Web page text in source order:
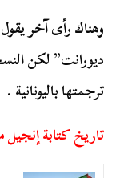
وهناك رأى آخر
ديورانت” لكن
ترجمتها باليونانية .
تاريخ كتابة إنجيل